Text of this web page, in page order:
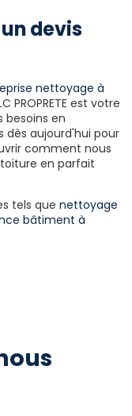
devis
nettoyage à
PROPRETE est votre
besoins en
aujourd'hui pour
comment nous
en parfait
tels que nettoyage
bâtiment à